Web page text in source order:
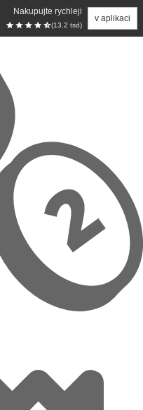
Nakupujte rychleji
(13.2 tsd)
v aplikaci